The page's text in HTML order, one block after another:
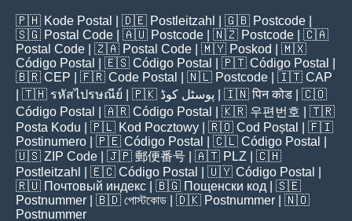
🇵🇭 Kode Postal | 🇩🇪 Postleitzahl | 🇬🇧 Postcode
🇸🇬 Postal Code | 🇦🇺 Postcode | 🇳🇿 Postcode | 🇨🇦
Postal Code | 🇿🇦 Postal Code | 🇲🇾 Poskod
| 🇲🇽
Código Postal
| 🇪🇸 Código Postal | 🇵🇹 Código Postal
🇧🇷 CEP | 🇫🇷 Code Postal | 🇳🇱 Postcode | 🇮🇹 CAP
| 🇹🇭 รหัสไปรษณีย์ | 🇵🇰 پوسٹل کوڈ | 🇮🇳पिन कोड | 🇨🇴
Código Postal
| 🇦🇷 Código Postal | 🇰🇷 우편번호
| 🇹🇷
Posta Kodu | 🇵🇱 Kod Pocztowy | 🇷🇴 Cod Poștal
| 🇫🇮
Postinumero | 🇵🇪 Código Postal | 🇨🇱 Código Postal
🇺🇸 ZIP Code | 🇯🇵 郵便番号 | 🇦🇹 PLZ | 🇨🇭
Postleitzahl
| 🇪🇨 Código Postal | 🇺🇾 Código Postal
🇷🇺 Почтовый индекс | 🇧🇬 Пощенски код | 🇸🇪
Postnummer | 🇧🇩 পোস্টকোড | 🇩🇰 Postnummer | 🇳🇴
Postnummer